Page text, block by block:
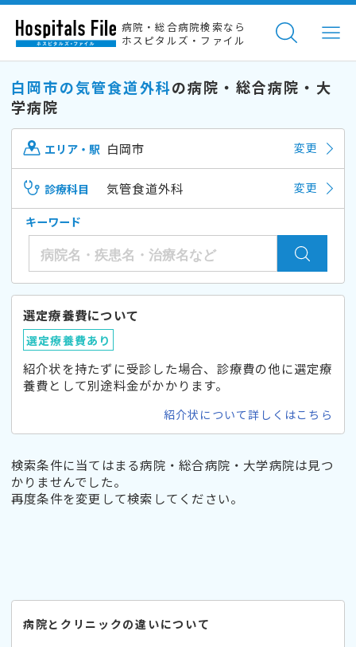
病院・総合病院検索なら
ホスピタルズ・ファイル
白岡市の気管食道外科の病院・総合病院・大
学病院
エリア・駅 白岡市 変更
診療科目 気管食道外科 変更
キーワード
選定療養費について
選定療養費あり
紹介状を持たずに受診した場合、診療費の他に選定療
養費として別途料金がかかります。
紹介状について詳しくはこちら
検索条件に当てはまる病院・総合病院・大学病院は見つ
かりませんでした。
再度条件を変更して検索してください。
病院とクリニックの違いについて